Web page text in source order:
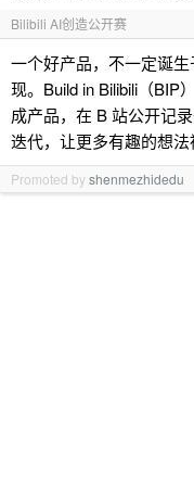
Bilibili AI创造公开赛
一个好产品，不一定诞
现。Build in Bilibili（BIP
成产品，在 B 站公开记
迭代，让更多有趣的想法
Promoted byshenmezhidedu